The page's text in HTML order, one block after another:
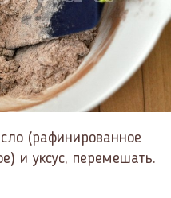
(рафинированное
и уксус, перемешать.